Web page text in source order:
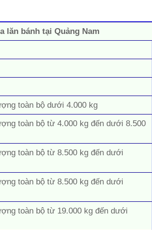
lăn bánh tại Quảng Nam
toàn bộ dưới 4.000 kg
toàn bộ từ 4.000 kg đến dưới 8.500
toàn bộ từ 8.500 kg đến dưới
toàn bộ từ 8.500 kg đến dưới
toàn bộ từ 19.000 kg đến dưới